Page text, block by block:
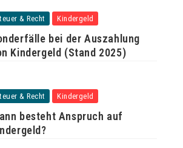
& Recht Kindergeld
bei der Auszahlung
Kindergeld (Stand 2025)
& Recht Kindergeld
besteht Anspruch auf